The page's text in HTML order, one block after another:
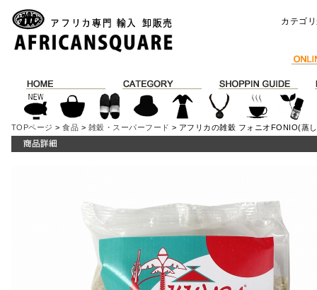
カテゴ
TOPページ >食品 > 雑穀・スーパーフード > アフリカの雑穀 フォニオFONIO(蒸